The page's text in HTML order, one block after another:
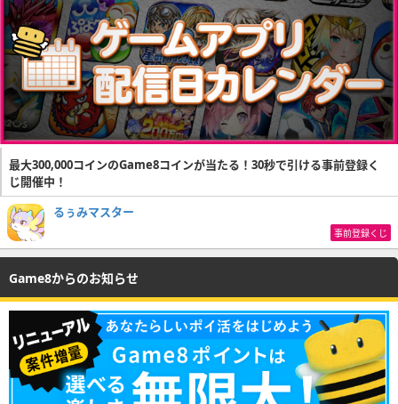
最大300,000コインのGame8コインが当たる！30秒で引ける事前登録く
じ開催中！
るぅみマスター
事前登録くじ
Game8からのお知らせ